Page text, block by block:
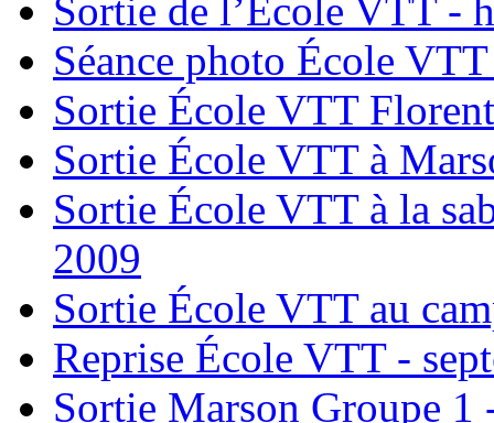
Sortie de l’École VTT -
Séance photo École
Sortie École VTT
Sortie École VTT à
Sortie École VTT à la
2009
Sortie École VTT au
Reprise École VTT -
Sortie Marson Groupe 1